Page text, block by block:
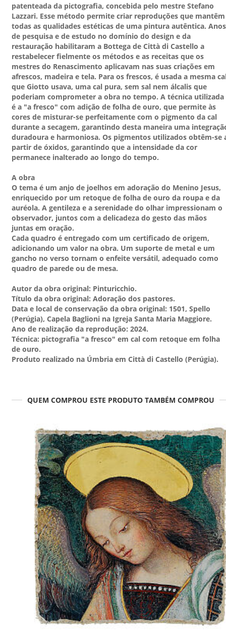
patenteada da pictografia, concebida pelo mestre Stefano
Lazzari. Esse método permite criar reproduções que mantêm
todas as qualidades estéticas de uma pintura autêntica. Anos
de pesquisa e de estudo no domínio do design e da
restauração habilitaram a Bottega de Città di Castello a
restabelecer fielmente os métodos e as receitas que os
mestres do Renascimento aplicavam nas suas criações em
afrescos, madeira e tela. Para os frescos, é usada a mesma
que Giotto usava, uma cal pura, sem sal nem álcalis que
poderiam comprometer a obra no tempo. A técnica utilizada
é a "a fresco" com adição de folha de ouro, que permite às
cores de misturar-se perfeitamente com o pigmento da cal
durante a secagem, garantindo desta maneira uma
duradoura e harmoniosa. Os pigmentos utilizados obtêm-se
partir de óxidos, garantindo que a intensidade da cor
permanece inalterado ao longo do tempo.
A obra
O tema é um anjo de joelhos em adoração do Menino Jesus,
enriquecido por um retoque de folha de ouro da roupa e da
auréola. A gentileza e a serenidade do olhar impressionam o
observador, juntos com a delicadeza do gesto das mãos
juntas em oração.
Cada quadro é entregado com um certificado de origem,
adicionando um valor na obra. Um suporte de metal e um
gancho no verso tornam o enfeite versátil, adequado como
quadro de parede ou de mesa.
Autor da obra original: Pinturicchio.
Título da obra original: Adoração dos pastores.
Data e local de conservação da obra original: 1501, Spello
(Perúgia), Capela Baglioni na Igreja Santa Maria Maggiore.
Ano de realização da reprodução: 2024.
Técnica: pictografia "a fresco" em cal com retoque em folha
de ouro.
Produto realizado na Úmbria em Città di Castello (Perúgia).
QUEM COMPROU ESTE PRODUTO TAMBÉM COMPROU